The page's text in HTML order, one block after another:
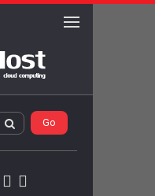
ActivityMembers